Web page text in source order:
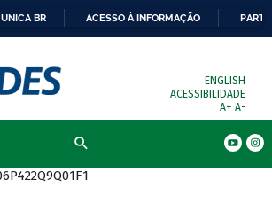
BR ACESSO À INFORMAÇÃO
ENGLISH
ACESSIBILIDADE
A+ A-